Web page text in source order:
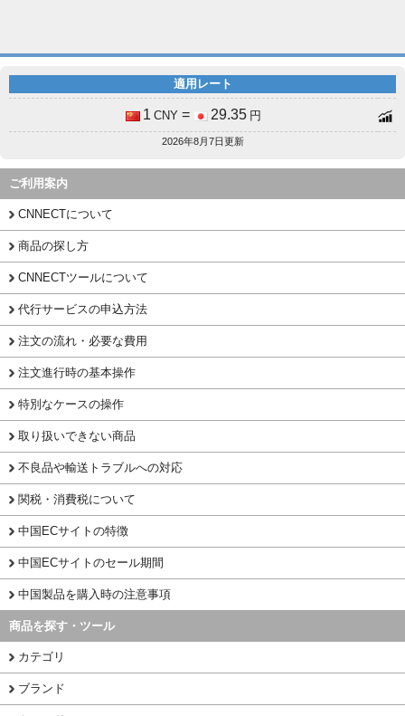
適用レート
1 CNY = 29.35 円
2026年8月7日更新
ご利用案内
CNNECTについて
商品の探し方
CNNECTツールについて
代行サービスの申込方法
注文の流れ・必要な費用
注文進行時の基本操作
特別なケースの操作
取り扱いできない商品
不良品や輸送トラブルへの対応
関税・消費税について
中国ECサイトの特徴
中国ECサイトのセール期間
中国製品を購入時の注意事項
商品を探す・ツール
カテゴリ
ブランド